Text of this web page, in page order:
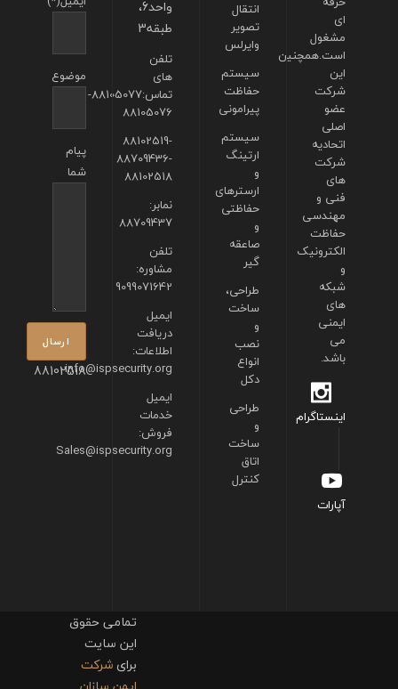
موضوع
پیام
شما
88102518
واحد6،
طبقه3
تلفن
های
تماس:88105077-
88105076
88102519-
88709436-
88102518
نمابر:
88709437
تلفن
مشاوره:
9099071642
ایمیل
دریافت
اطلاعات:
info@ispsecurity.org
ایمیل
خدمات
فروش:
Sales@ispsecurity.org
انتقال
تصویر
وایرلس
سیستم
حفاظت
پیرامونی
سیستم
ارتینگ
و
ارسترهای
حفاظتی
و
صاعقه
گیر
طراحی،
ساخت
و
نصب
انواع
دکل
طراحی
و
ساخت
اتاق
کنترل
ای
مشغول
است.همچنین
این
شرکت
عضو
اصلی
اتحادیه
شرکت
های
فنی و
مهندسی
حفاظت
الکترونیک
و
شبکه
های
ایمنی
می
باشد.
اینستاگرام
آپارات
تمامی حقوق
این سایت
برایشرکت